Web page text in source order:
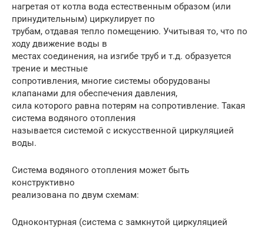
нагретая от котла вода естественным образом (или
принудительным) циркулирует по
трубам, отдавая тепло помещению. Учитывая то, что по
ходу движение воды в
местах соединения, на изгибе труб и т.д. образуется
трение и местные
сопротивления, многие системы оборудованы
клапанами для обеспечения давления,
сила которого равна потерям на сопротивление. Такая
система водяного отопления
называется системой с искусственной циркуляцией
воды.
Система водяного отопления может быть
конструктивно
реализована по двум схемам:
Одноконтурная (система с замкнутой циркуляцией